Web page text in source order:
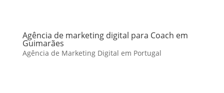
Agência de marketing digital para Coach em
Guimarães
Agência de Marketing Digital em Portugal